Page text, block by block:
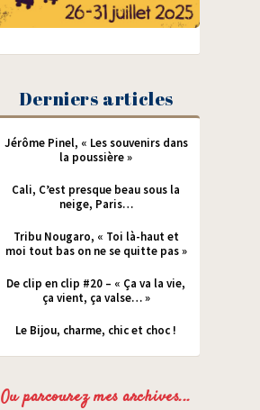
Derniers articles
Jérôme Pinel, « Les souvenirs dans
la poussière »
Cali, C’est presque beau sous la
neige, Paris…
Tribu Nougaro, « Toi là-haut et
moi tout bas on ne se quitte pas »
De clip en clip #20 – « Ça va la vie,
ça vient, ça valse… »
Le Bijou, charme, chic et choc !
Ou parcourez mes archives...